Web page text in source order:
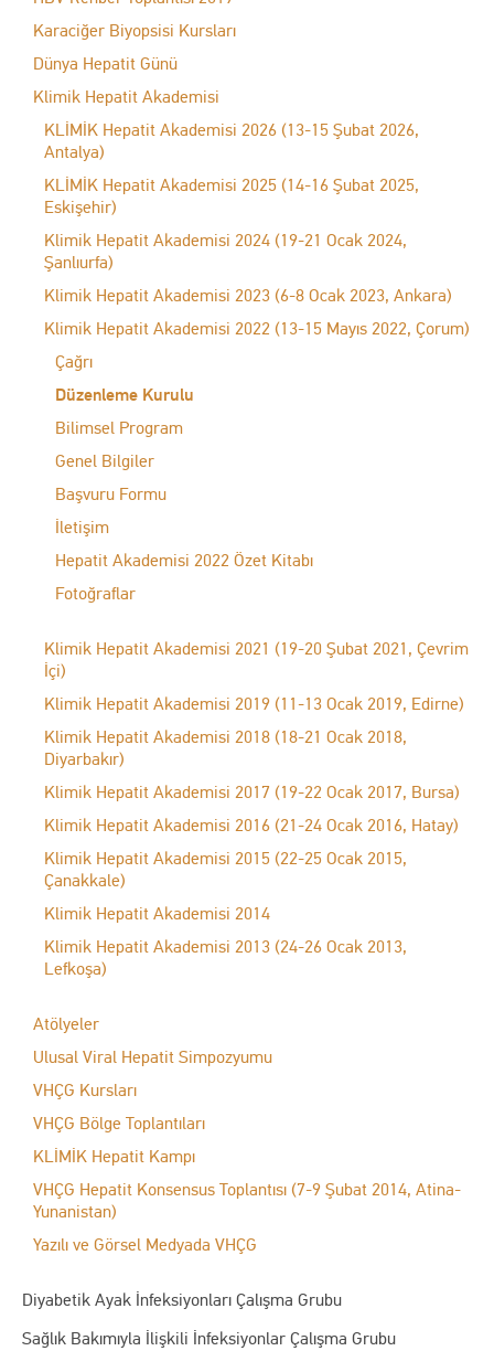
Karaciğer Biyopsisi Kursları
Dünya Hepatit Günü
Klimik Hepatit Akademisi
KLİMİK Hepatit Akademisi 2026 (13-15 Şubat 2026,
Antalya)
KLİMİK Hepatit Akademisi 2025 (14-16 Şubat 2025,
Eskişehir)
Klimik Hepatit Akademisi 2024 (19-21 Ocak 2024,
Şanlıurfa)
Klimik Hepatit Akademisi 2023 (6-8 Ocak 2023, Ankara)
Klimik Hepatit Akademisi 2022 (13-15 Mayıs 2022, Çorum)
Çağrı
Düzenleme Kurulu
Bilimsel Program
Genel Bilgiler
Başvuru Formu
İletişim
Hepatit Akademisi 2022 Özet Kitabı
Fotoğraflar
Klimik Hepatit Akademisi 2021 (19-20 Şubat 2021, Çevrim
İçi)
Klimik Hepatit Akademisi 2019 (11-13 Ocak 2019, Edirne)
Klimik Hepatit Akademisi 2018 (18-21 Ocak 2018,
Diyarbakır)
Klimik Hepatit Akademisi 2017 (19-22 Ocak 2017, Bursa)
Klimik Hepatit Akademisi 2016 (21-24 Ocak 2016, Hatay)
Klimik Hepatit Akademisi 2015 (22-25 Ocak 2015,
Çanakkale)
Klimik Hepatit Akademisi 2014
Klimik Hepatit Akademisi 2013 (24-26 Ocak 2013,
Lefkoşa)
Atölyeler
Ulusal Viral Hepatit Simpozyumu
VHÇG Kursları
VHÇG Bölge Toplantıları
KLİMİK Hepatit Kampı
VHÇG Hepatit Konsensus Toplantısı (7-9 Şubat 2014, Atina-
Yunanistan)
Yazılı ve Görsel Medyada VHÇG
Diyabetik Ayak İnfeksiyonları Çalışma Grubu
Sağlık Bakımıyla İlişkili İnfeksiyonlar Çalışma Grubu